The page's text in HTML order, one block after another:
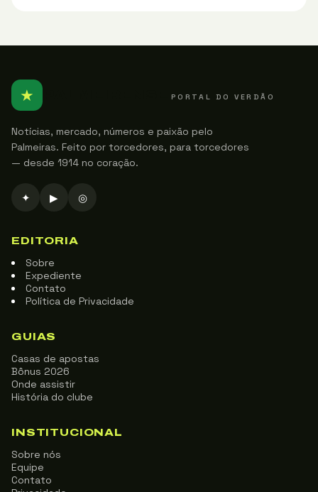
★ PORTAL DO VERDÃO
Notícias, mercado, números e paixão pelo
Palmeiras. Feito por torcedores, para torcedores
— desde 1914 no coração.
✦ ▶ ◎
EDITORIA
Sobre
Expediente
Contato
Política de Privacidade
GUIAS
Casas de apostas
Bônus 2026
Onde assistir
História do clube
INSTITUCIONAL
Sobre nós
Equipe
Contato